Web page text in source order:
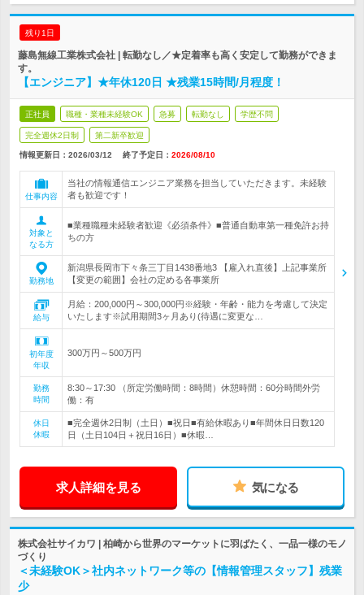
残り1日
藤島無線工業株式会社 | 転勤なし／★定着率も高く安定して勤務ができま
す。
【エンジニア】★年休120日 ★残業15時間/月程度！
正社員 職種・業種未経験OK 急募 転勤なし 学歴不問
完全週休2日制 第二新卒歓迎
情報更新日：2026/03/12 終了予定日： 2026/08/10
仕事内容
当社の情報通信エンジニア業務を担当していただきます。未経験
者も歓迎です！
対象と
なる方
■業種職種未経験者歓迎《必須条件》■普通自動車第一種免許お持
ちの方
勤務地
新潟県長岡市下々条三丁目1438番地3 【雇入れ直後】上記事業所
【変更の範囲】会社の定める各事業所
給与
月給：200,000円～300,000円※経験・年齢・能力を考慮して決定
いたします※試用期間3ヶ月あり(待遇に変更な…
初年度
年収
300万円～500万円
勤務
時間
8:30～17:30 （所定労働時間：8時間）休憩時間：60分時間外労
働：有
休日
休暇
■完全週休2日制（土日）■祝日■有給休暇あり■年間休日日数120
日（土日104日＋祝日16日）■休暇…
求人詳細を見る 気になる
株式会社サイカワ | 柏崎から世界のマーケットに羽ばたく、一品一様のモノ
づくり
＜未経験OK＞社内ネットワーク等の【情報管理スタッフ】残業
少